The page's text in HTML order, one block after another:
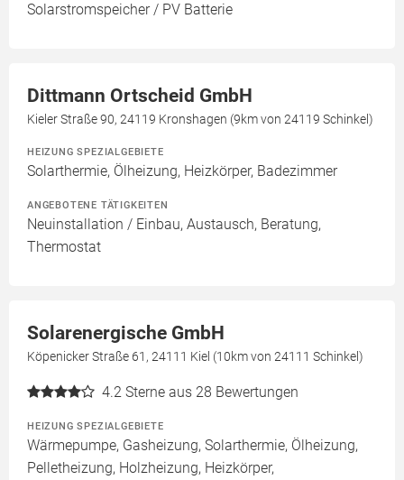
Solarstromspeicher / PV Batterie
Dittmann Ortscheid GmbH
Kieler Straße 90, 24119 Kronshagen (9km von 24119 Schinkel)
HEIZUNG SPEZIALGEBIETE
Solarthermie, Ölheizung, Heizkörper, Badezimmer
ANGEBOTENE TÄTIGKEITEN
Neuinstallation / Einbau, Austausch, Beratung,
Thermostat
Solarenergische GmbH
Köpenicker Straße 61, 24111 Kiel (10km von 24111 Schinkel)
4.2 Sterne aus 28 Bewertungen
HEIZUNG SPEZIALGEBIETE
Wärmepumpe, Gasheizung, Solarthermie, Ölheizung,
Pelletheizung, Holzheizung, Heizkörper,